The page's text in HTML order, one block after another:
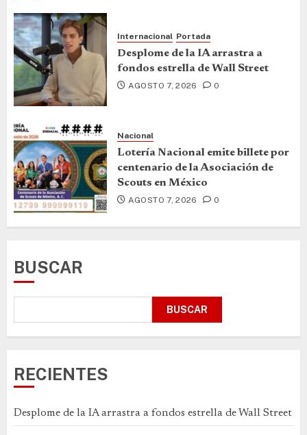
Internacional Portada
Desplome de la IA arrastra a
fondos estrella de Wall Street
AGOSTO 7, 2026 0
Nacional
Lotería Nacional emite billete por
centenario de la Asociación de
Scouts en México
AGOSTO 7, 2026 0
BUSCAR
BUSCAR
RECIENTES
Desplome de la IA arrastra a fondos estrella de Wall Street